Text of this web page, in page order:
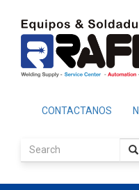
main
content
CONTACTANOS